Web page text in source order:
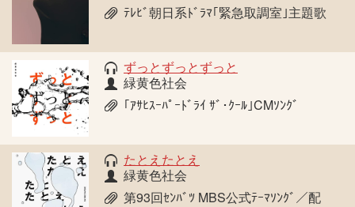
ﾃﾚﾋﾞ朝日系ﾄﾞﾗﾏ｢緊急取調室｣主題歌
ずっとずっとずっと
緑黄色社会
｢ｱｻﾋｽｰﾊﾟｰﾄﾞﾗｲ ｻﾞ･ｸｰﾙ｣CMｿﾝｸﾞ
たとえたとえ
緑黄色社会
第93回ｾﾝﾊﾞﾂ MBS公式ﾃｰﾏｿﾝｸﾞ／配